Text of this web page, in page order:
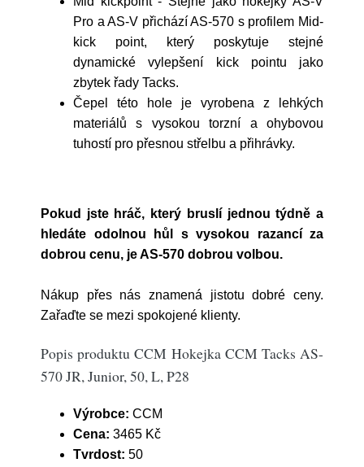
Pro a AS-V přichází AS-570 s profilem Mid-
kick point, který poskytuje stejné
dynamické vylepšení kick pointu jako
zbytek řady Tacks.
Čepel této hole je vyrobena z lehkých
materiálů s vysokou torzní a ohybovou
tuhostí pro přesnou střelbu a přihrávky.
Pokud jste hráč, který bruslí jednou týdně a
hledáte odolnou hůl s vysokou razancí za
dobrou cenu, je AS-570 dobrou volbou.
Nákup přes nás znamená jistotu dobré ceny.
Zařaďte se mezi spokojené klienty.
Popis produktu CCM Hokejka CCM Tacks AS-
570 JR, Junior, 50, L, P28
Výrobce: CCM
Cena: 3465 Kč
Tvrdost: 50